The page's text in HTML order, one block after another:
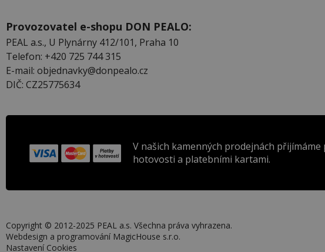
Provozovatel e-shopu DON PEALO:
PEAL a.s., U Plynárny 412/101, Praha 10
Telefon: +420 725 744 315
E-mail: objednavky@donpealo.cz
DIČ: CZ25775634
V našich kamenných prodejnách přijímáme
hotovosti a platebními kartami.
Copyright © 2012-2025 PEAL a.s. Všechna práva vyhrazena.
Webdesign a programování MagicHouse s.r.o.
Nastavení Cookies